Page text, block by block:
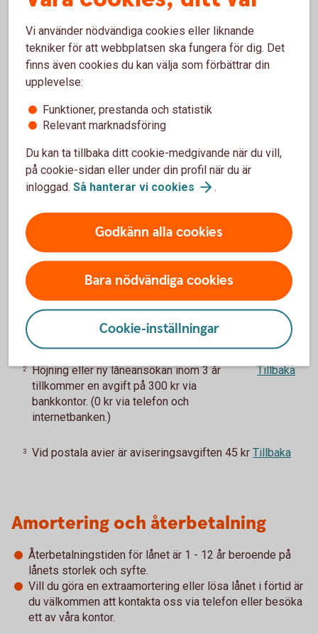
7,30 % (senaste ränteändring 2025-10-03). Räntan är
rörlig.
20 000 - 350 000 kr
Återbetalningstid
upp till 12 år 1
Uppläggningsavgift
Aviseringsavgift e-faktura
0 kr
1 Tillbaka
2
Höjning eller ny låneansökan inom 3 år
tillkommer en avgift på 300 kr via
bankkontor. (0 kr via telefon och
internetbanken.)
Tillbaka
3 Vid postala avier är aviseringsavgiften 45 kr Tillbaka
Amortering och återbetalning
Återbetalningstiden för lånet är 1 - 12 år beroende på
lånets storlek och syfte.
Vill du göra en extraamortering eller lösa lånet i förtid är
du välkommen att kontakta oss via telefon eller besöka
ett av våra kontor.
Vi använder nödvändiga cookies eller liknande
tekniker för att webbplatsen ska fungera för dig. Det
finns även cookies du kan välja som förbättrar din
upplevelse:
Funktioner, prestanda och statistik
Relevant marknadsföring
Du kan ta tillbaka ditt cookie-medgivande när du vill,
på cookie-sidan eller under din profil när du är
inloggad. Så hanterar vi cookies .
Godkänn alla cookies
Bara nödvändiga cookies
Cookie-inställningar